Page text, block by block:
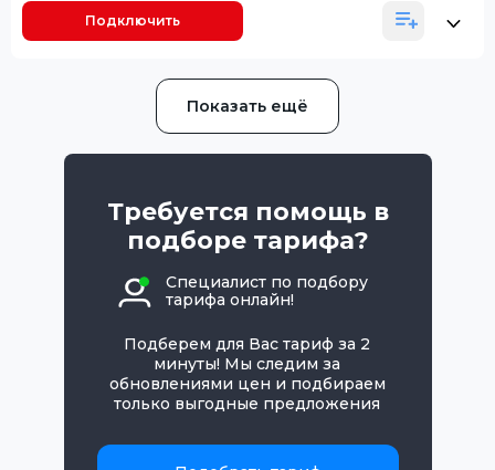
Подключить
Показать ещё
Требуется помощь в
подборе тарифа?
Специалист по подбору
тарифа онлайн!
Подберем для Вас тариф за 2
минуты! Мы следим за
обновлениями цен и подбираем
только выгодные предложения